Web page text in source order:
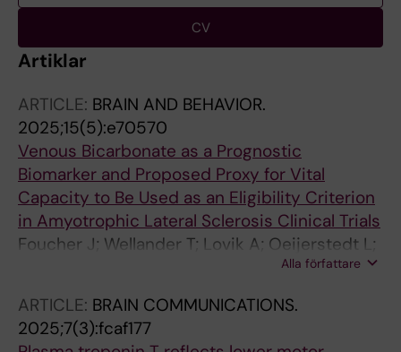
CV
Artiklar
ARTICLE: BRAIN AND BEHAVIOR.
2025;15(5):e70570
Venous Bicarbonate as a Prognostic
Biomarker and Proposed Proxy for Vital
Capacity to Be Used as an Eligibility Criterion
in Amyotrophic Lateral Sclerosis Clinical Trials
Foucher J; Wellander T; Lovik A; Oeijerstedt L;
Alla författare
ARTICLE: BRAIN COMMUNICATIONS.
2025;7(3):fcaf177